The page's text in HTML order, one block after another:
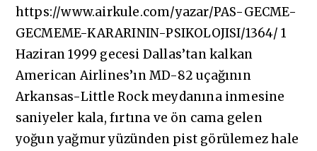
https://www.airkule.com/yazar/PAS-GECME-
GECMEME-KARARININ-PSIKOLOJISI/1364/ 1
Haziran 1999 gecesi Dallas’tan kalkan
American Airlines’ın MD-82 uçağının
Arkansas-Little Rock meydanına inmesine
saniyeler kala, fırtına ve ön cama gelen
yoğun yağmur yüzünden pist görülemez hale